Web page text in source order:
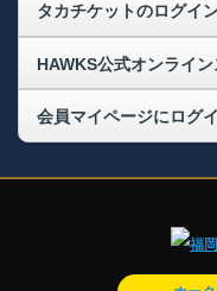
タカチケットのログイ